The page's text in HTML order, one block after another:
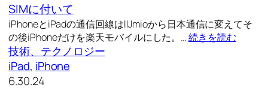
SIMに付いて
iPhoneとiPadの通信回線はIIJmioから日本通信に変えてそ
の後iPhoneだけを楽天モバイルにした。…続きを読む
技術、テクノロジー
iPad, iPhone
6.30.24